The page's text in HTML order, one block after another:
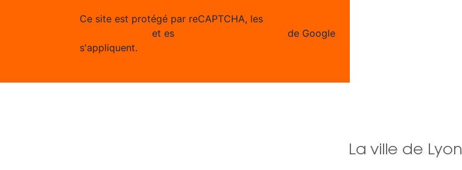
Ce site est protégé par reCAPTCHA, les
et es
de Google
s'appliquent.
La ville de Lyon